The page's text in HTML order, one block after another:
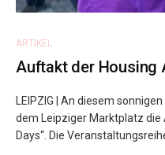
ARTIKEL
Auftakt der Housing
LEIPZIG | An diesem
dem Leipziger Marktplatz die
Days“. Die